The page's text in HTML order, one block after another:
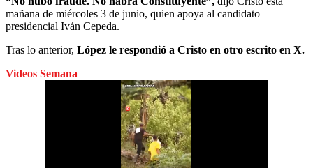
mañana de miércoles 3 de junio, quien apoya al candidato
presidencial Iván Cepeda.
Tras lo anterior, López le respondió a Cristo en otro escrito en X.
Videos Semana